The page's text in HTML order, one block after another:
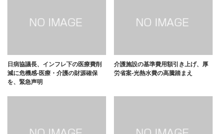
日病協議長、インフレ下の医療費削
減に危機感-医療・介護の財源確保
を、緊急声明
介護施設の基準費用額引き上げ、厚
労省案-光熱水費の高騰踏まえ